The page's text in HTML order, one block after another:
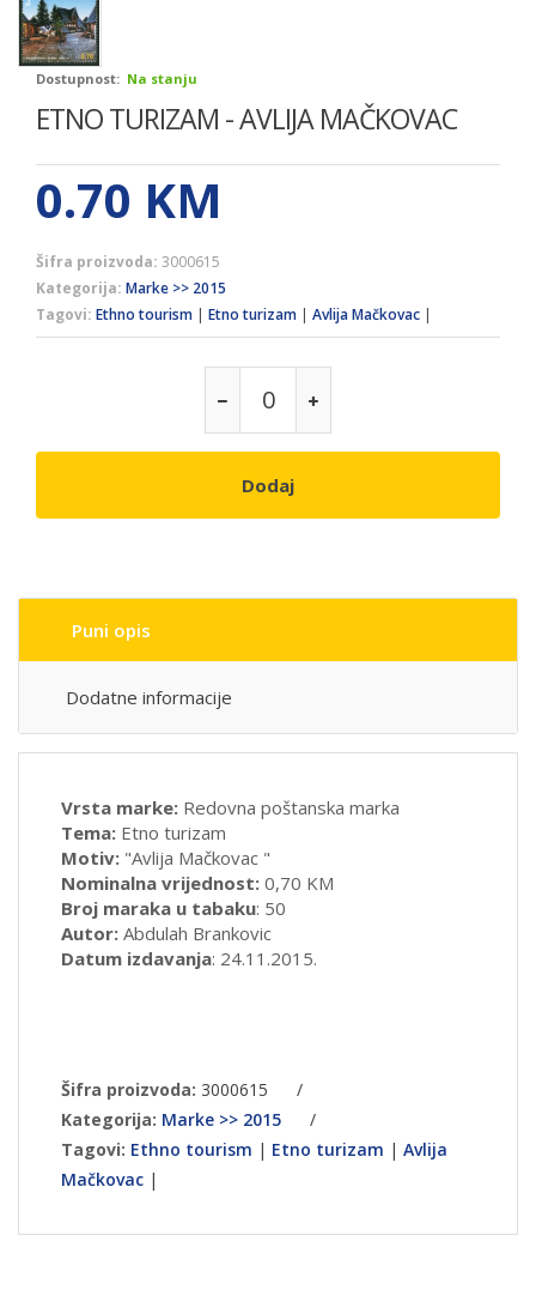
Dostupnost: Na stanju
ETNO TURIZAM - AVLIJA MAČKOVAC
0.70 KM
Šifra proizvoda: 3000615
Kategorija: Marke >> 2015
Tagovi: Ethno tourism | Etno turizam | Avlija Mačkovac |
Dodaj
Puni opis
Dodatne informacije
Vrsta marke: Redovna poštanska marka
Tema: Etno turizam
Motiv: "Avlija Mačkovac "
Nominalna vrijednost: 0,70 KM
Broj maraka u tabaku: 50
Autor: Abdulah Brankovic
Datum izdavanja: 24.11.2015.
Šifra proizvoda: 3000615
/
Kategorija: Marke >> 2015
/
Tagovi: Ethno tourism | Etno turizam | Avlija
Mačkovac |